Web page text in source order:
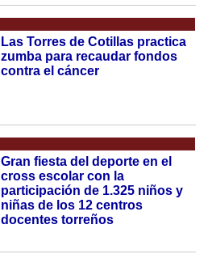
Las Torres de Cotillas practica
zumba para recaudar fondos
contra el cáncer
Gran fiesta del deporte en el
cross escolar con la
participación de 1.325 niños y
niñas de los 12 centros
docentes torreños